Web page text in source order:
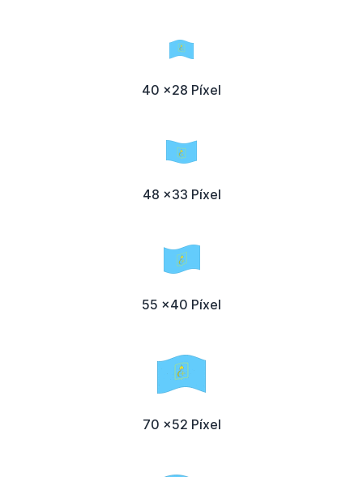
40 x28 Píxel
48 x33 Píxel
55 x40 Píxel
70 x52 Píxel